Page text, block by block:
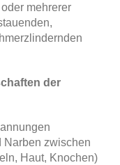
mehrerer
der
Narben zwischen
Haut, Knochen)